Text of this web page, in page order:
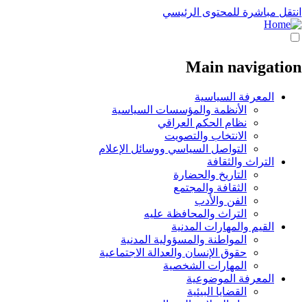
انتقل مباشرة للمحتوى الرئيسي
Main navigation
المعرفة السياسية
الأنظمة والمؤسسات السياسية
نظام الحكم العراقي
الانتخاب والتصويت
التواصل السياسي ووسائل الإعلام
التراث والثقافة
التاريخ والحضارة
الثقافة والمجتمع
الفن والأدب
التراث والمحافظة عليه
القيم والمهارات المدنية
المواطنة والمسؤولية المدنية
حقوق الإنسان والعدالة الاجتماعية
المهارات الشخصية
المعرفة الموضوعية
القضايا البيئية